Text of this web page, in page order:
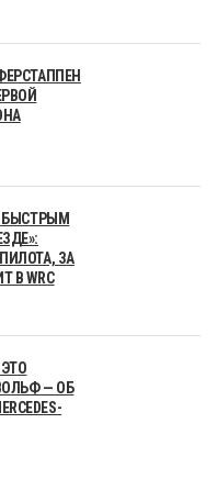
БЫСТРЫМ
ЗА
В WRC
— ОБ